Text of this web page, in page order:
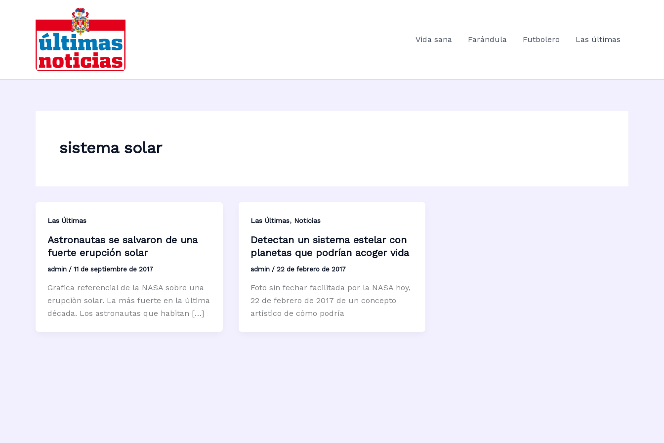
contenido
Vida sana
Farándula Futbolero Las últimas
sistema solar
Las Últimas
Astronautas se salvaron de una
fuerte erupción solar
admin / 11 de septiembre de 2017
Grafica referencial de la NASA sobre una
erupciòn solar. La más fuerte en la última
década. Los astronautas que habitan […]
Las Últimas, Noticias
Detectan un sistema estelar con
planetas que podrían acoger vida
admin / 22 de febrero de 2017
Foto sin fechar facilitada por la NASA hoy,
22 de febrero de 2017 de un concepto
artístico de cómo podría